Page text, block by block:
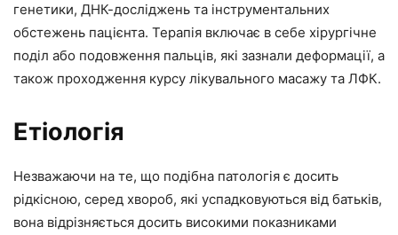
генетики, ДНК-досліджень та інструментальних
обстежень пацієнта. Терапія включає в себе хірургічне
поділ або подовження пальців, які зазнали деформації, а
також проходження курсу лікувального масажу та ЛФК.
Етіологія
Незважаючи на те, що подібна патологія є досить
рідкісною, серед хвороб, які успадковуються від батьків,
вона відрізняється досить високими показниками